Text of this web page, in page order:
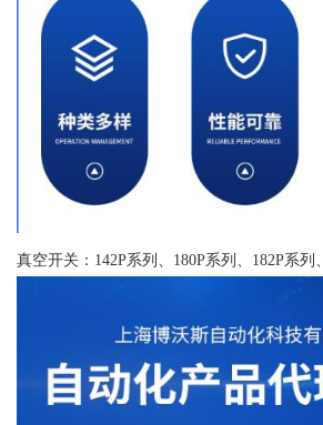
真空开关：142P系列、180P系列、182P系列、